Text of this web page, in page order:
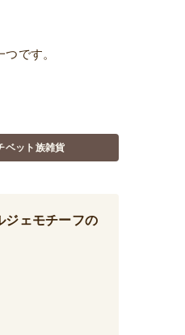
です。
ベット族雑貨
ジェモチーフの